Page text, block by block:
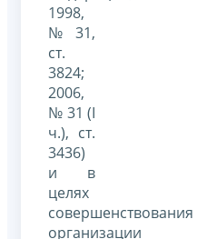
1998,
№ 31,
ст.
3824;
2006,
№ 31 (I
ч.), ст.
3436)
и в
целях
совершенствования
организации